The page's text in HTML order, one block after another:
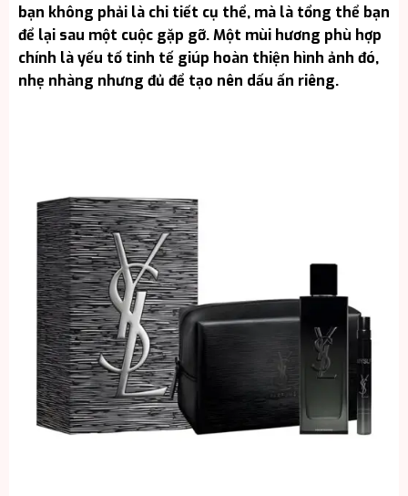
bạn không phải là chi tiết cụ thể, mà là tổng thể bạn
để lại sau một cuộc gặp gỡ. Một mùi hương phù hợp
chính là yếu tố tinh tế giúp hoàn thiện hình ảnh đó,
nhẹ nhàng nhưng đủ để tạo nên dấu ấn riêng.